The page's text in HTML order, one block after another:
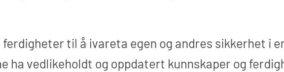
til å ivareta egen og andres sikkerhet i
ha vedlikeholdt og oppdatert kunnskaper og